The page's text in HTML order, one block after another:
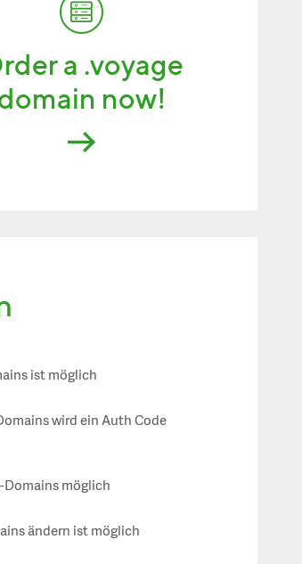
a .voyage
now!
ist möglich
wird ein Auth Code
Domains möglich
ändern ist möglich